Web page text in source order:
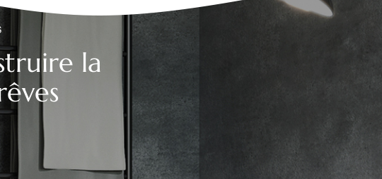
la